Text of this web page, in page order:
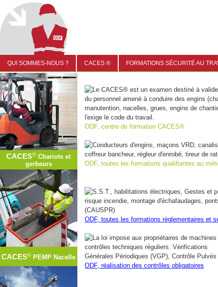
QUI SOMMES-NOUS ? CACES ® FORMATIONS SÉCURITÉ AU
CACES® Chariots et
gerbeurs
CACES® PEMP Nacelle
Le CACES® est un examen destiné à
du personnel amené à conduire des engins
manutention, nacelles, grues, engins de
l'exige le code du travail.
ODF, centre de formation CACES®
Conducteurs d'engins, maçons VRD,
coffreur bancheur, régleur d'enrobé, tireur de
ODF, toutes les formations qualifiantes au
S.S.T., habilitations électriques, Gestes et
risque incendie, montage d'échafaudages,
(CAUSPR)
ODF, toutes les formations règlementaires et
La loi impose aux propriétaires de
contrôles techniques réguliers. Vérifications
Générales Périodiques (VGP), Contrôle Pulvés
ODF, réalisation des contrôles obligatoires